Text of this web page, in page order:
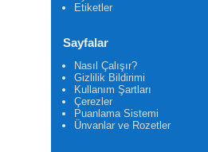
Etiketler
Sayfalar
Nasıl Çalışır?
Gizlilik Bildirimi
Kullanım Şartları
Çerezler
Puanlama Sistemi
Ünvanlar ve Rozetler